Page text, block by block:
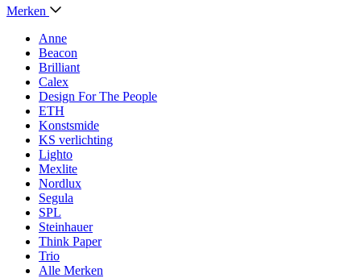
Merken
Anne
Beacon
Brilliant
Calex
Design For The People
ETH
Konstsmide
KS verlichting
Lighto
Mexlite
Nordlux
Segula
SPL
Steinhauer
Think Paper
Trio
Alle Merken